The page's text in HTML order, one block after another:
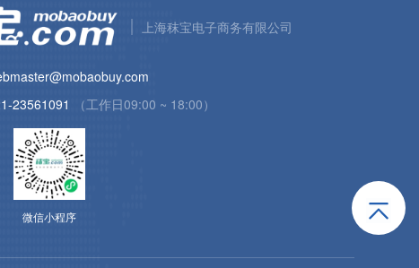
上海秣宝电子商务有限公司
23561091 （工作日09:00 ~ 18:00）
微信小程序